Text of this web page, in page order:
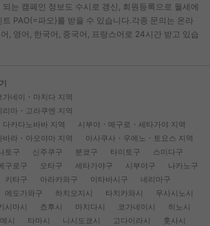
는 캠페인 정보도 수시로 갱신, 회원등록으로 월세에
PAO(=파오)를 받을 수 있습니다.각종 문의는 온라
, 영어, 한국어, 중국어, 프랑스어로 24시간 받고 있습
네이・마치다 지역
마・고라쿠엔 지역
카다노바바 지역
시부야・메구로・세타가야 지역
라・아오야마 지역
아사쿠사・우에노・토요스 지역
토구 신주쿠구 분쿄구 타이토구
스미다구
구로구 오타구 세타가야구 시부야구
나카노구
키타구 아라카와구 이타바시구
네리마구
에도가와구 하치오지시 타치카와시
무사시노시
시마시 쵸후시 마치다시 코가네이시
히노시
시 타마시 니시도쿄시 고다이라시
훗사시